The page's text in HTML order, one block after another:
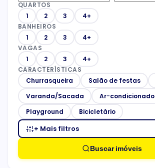
QUARTOS
1
2 3
4+
BANHEIROS
1
2 3
4+
VAGAS
1
2 3
4+
CARACTERÍSTICAS
Churrasqueira
Salão de festas
Varanda/Sacada
Ar-condicionado
Playground
Bicicletário
+ Mais filtros
Buscar imóveis